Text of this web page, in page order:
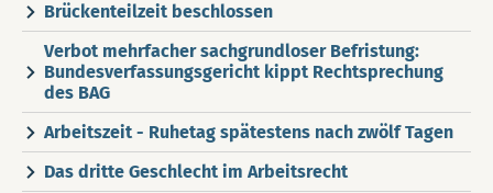
Brückenteilzeit beschlossen
Verbot mehrfacher sachgrundloser Befristung:
Bundesverfassungsgericht kippt Rechtsprechung
des BAG
Arbeitszeit - Ruhetag spätestens nach zwölf Tagen
Das dritte Geschlecht im Arbeitsrecht